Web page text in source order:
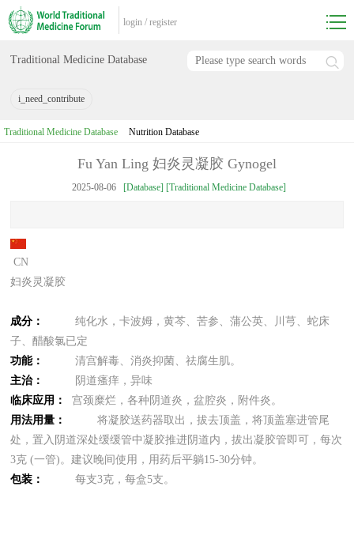
login / register
Traditional Medicine Database
i_need_contribute
Traditional Medicine Database Nutrition Database
Fu Yan Ling 妇炎灵凝胶 Gynogel
2025-08-06 [Database] [Traditional Medicine Database]
CN
妇炎灵凝胶
成分：
纯化水，卡波姆，黄芩、苦参、蒲公英、川芎、蛇床
子、醋酸氯已定
功能：
清宫解毒、消炎抑菌、祛腐生肌。
主治：
阴道瘙痒，异味
临床应用：
宫颈糜烂，各种阴道炎，盆腔炎，附件炎。
用法用量：
将凝胶送药器取出，拔去顶盖，将顶盖塞进管尾
处，置入阴道深处缓缓管中凝胶推进阴道内，拔出凝胶管即可，每次
3克 (一管)。建议晚间使用，用药后平躺15-30分钟。
包装：
每支3克，每盒5支。